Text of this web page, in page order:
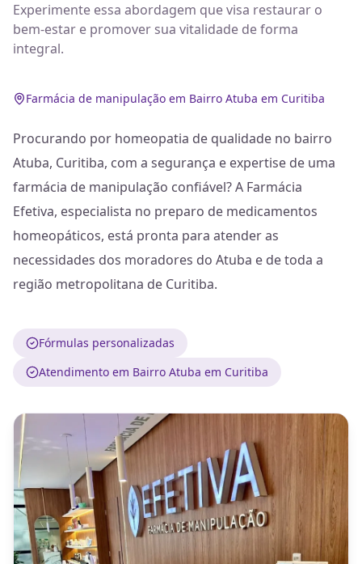
Experimente essa abordagem que visa restaurar o
bem-estar e promover sua vitalidade de forma
integral.
Farmácia de manipulação em Bairro Atuba em Curitiba
Procurando por homeopatia de qualidade no bairro
Atuba, Curitiba, com a segurança e expertise de uma
farmácia de manipulação confiável? A Farmácia
Efetiva, especialista no preparo de medicamentos
homeopáticos, está pronta para atender as
necessidades dos moradores do Atuba e de toda a
região metropolitana de Curitiba.
Fórmulas personalizadas
Atendimento em Bairro Atuba em Curitiba